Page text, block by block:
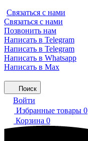
Связаться с нами
Связаться с нами
Позвонить нам
Написать в Telegram
Написать в Telegram
Написать в Whatsapp
Написать в Max
Поиск
Войти
Избранные товары 0
Корзина 0